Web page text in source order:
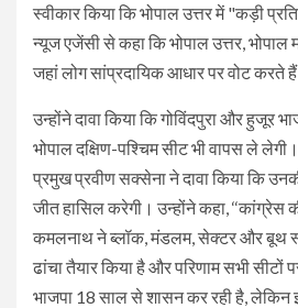
स्वीकार किया कि भोपाल उत्तर में "कड़ी
न्यूज एजेंसी से कहा कि भोपाल उत्तर,
जहां लोग सांप्रदायिक आधार पर वोट करते
उन्होंने दावा किया कि गोविंदपुरा और हुजूर
भोपाल दक्षिण-पश्चिम सीट भी वापस ले
प्रमुख प्रवीण सक्सेना ने दावा किया कि उनकी
जीत हासिल करेगी। उन्होंने कहा, ‘‘कांग्रेस
कमलनाथ ने ब्लॉक, मंडलम, सेक्टर और बूथ
ढांचा तैयार किया है और परिणाम सभी सीटों
भाजपा 18 साल से शासन कर रही है, लेकिन